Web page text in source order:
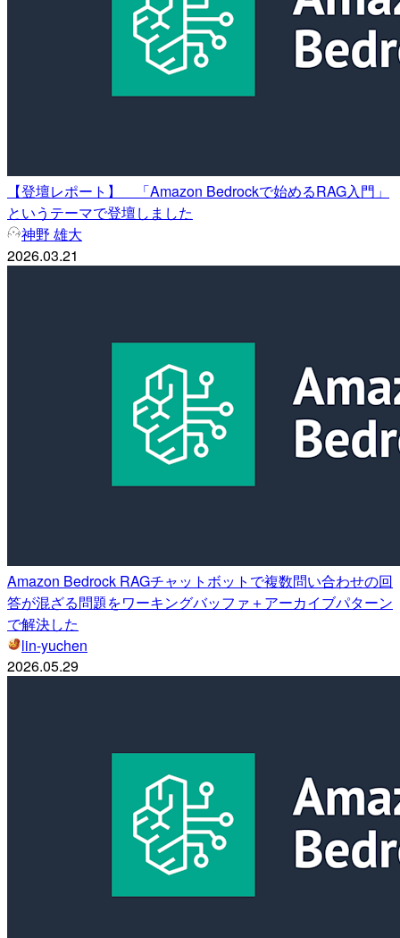
【登壇レポート】 「Amazon Bedrockで始めるRAG入門」
というテーマで登壇しました
神野 雄大
2026.03.21
Amazon Bedrock RAGチャットボットで複数問い合わせの回
答が混ざる問題をワーキングバッファ＋アーカイブパターン
で解決した
lin-yuchen
2026.05.29